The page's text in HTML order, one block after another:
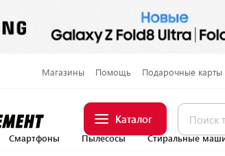
Магазины Помощь Подарочные карты
Каталог
Смартфоны Пылесосы Стиральные